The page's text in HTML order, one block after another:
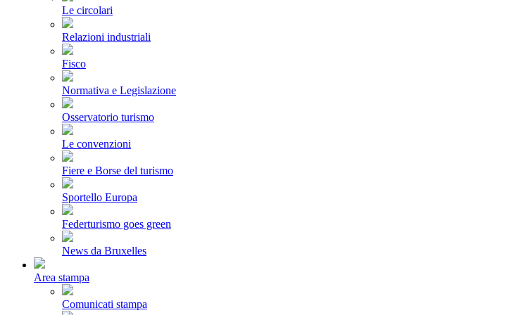
Le circolari
Relazioni industriali
Fisco
Normativa e Legislazione
Osservatorio turismo
Le convenzioni
Fiere e Borse del turismo
Sportello Europa
Federturismo goes green
News da Bruxelles
Area stampa
Comunicati stampa